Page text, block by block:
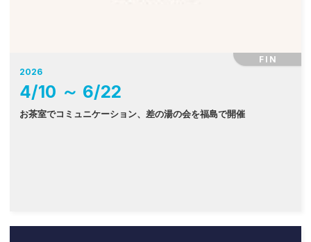
FIN
2026
4/10 ～ 6/22
お茶室でコミュニケーション、差の湯の会を福島で開催